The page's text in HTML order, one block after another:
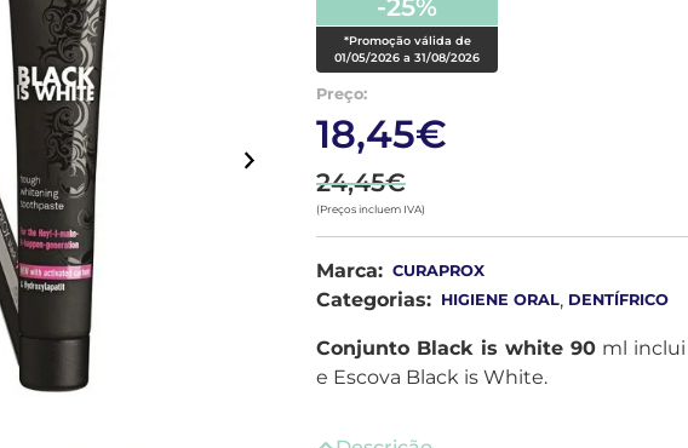
-25%
*Promoção válida de
01/05/2026 a 31/08/2026
Preço:
18,45€
24,45€
(Preços incluem IVA)
Marca: CURAPROX
Categorias: HIGIENE ORAL, DENTÍFRICO
Conjunto Black is white 90 ml
e Escova Black is White.